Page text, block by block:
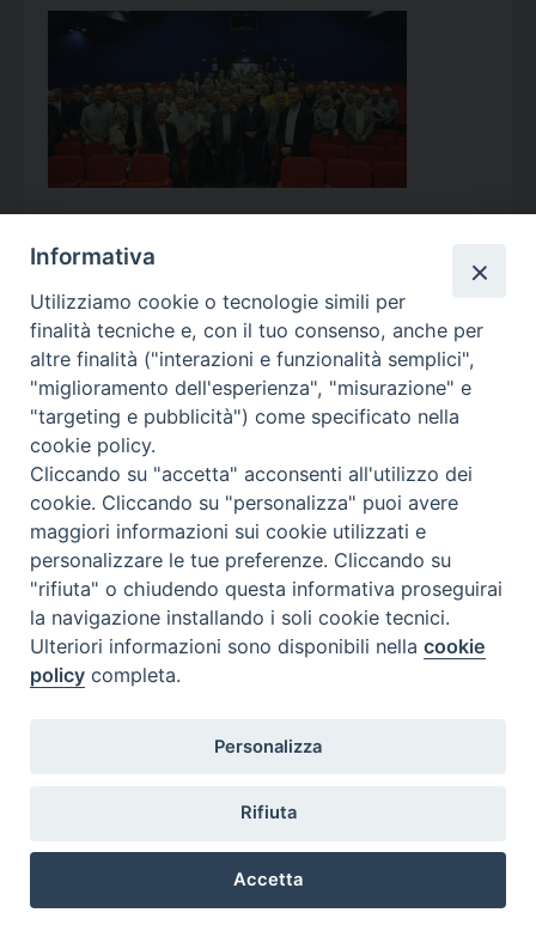
Calendario Appuntamenti
<< Ago 2026 >>
l m m g v s
d
27
28
3
4 5 6 7 8
9
10
11 12 13 14 15
17
18 19 21
24 25 26 27 28 29 30
31 1
diaconato@seminario.milano.it
Informativa
Utilizziamo cookie o tecnologie simili per
finalità tecniche e, con il tuo consenso, anche per
altre finalità ("interazioni e funzionalità semplici",
"miglioramento dell'esperienza", "misurazione" e
"targeting e pubblicità") come specificato nella
cookie policy.
Cliccando su "accetta" acconsenti all'utilizzo dei
cookie. Cliccando su "personalizza" puoi avere
maggiori informazioni sui cookie utilizzati e
personalizzare le tue preferenze. Cliccando su
"rifiuta" o chiudendo questa informativa proseguirai
la navigazione installando i soli cookie tecnici.
Ulteriori informazioni sono disponibili nellacookie
policy completa.
Personalizza
Rifiuta
Accetta